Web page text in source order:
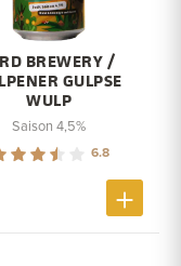
BREWERY /
GULPSE
WULP
Saison 4,5%
6.8